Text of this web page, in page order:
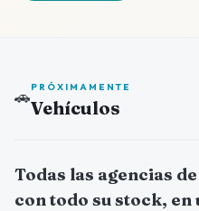
🚗PRÓXIMAMENTE
Vehículos
Próximamente
Todas las agencias
con todo su stock, en